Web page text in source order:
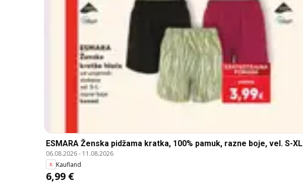
ESMARA Ženska pidžama kratka, 100% pamuk, razne boje, vel. S-XL
06.08.2026- 11.08.2026
Kaufland
6,99 €